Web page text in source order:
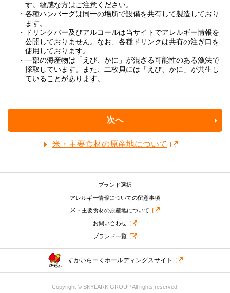
す。敏感な方はご注意ください。
各種ハンバーグは同一の場所で設備を共有して製造しており
ます。
ドリンクバー及びアルコールは当サイトでアレルギー情報を
公開しておりません。なお、各種ドリンクは共有の注ぎ口を
使用しております。
一部の海産物は「えび、かに」が混ざる可能性のある漁法で
採取しています。また、二枚貝には「えび、かに」が共生し
ていることがあります。
次へ
米・主要食材の原産地について
ブランド選択
アレルギー情報についての留意事項
米・主要食材の原産地について
お問い合わせ
ブランド一覧
すかいらーくホールディングスサイト
Copyright © SKYLARK GROUP All rights reserved.